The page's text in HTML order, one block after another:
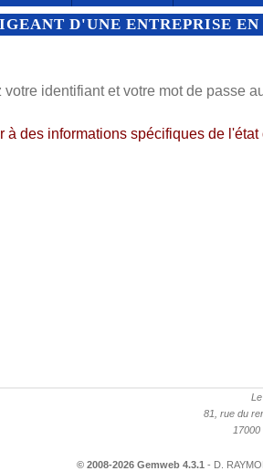
D'UNE ENTREPRISE
votre identifiant et votre mot de passe
à des informations spécifiques de
81, rue du
17000
© 2008-2026 Gemweb 4.3.1 - D.